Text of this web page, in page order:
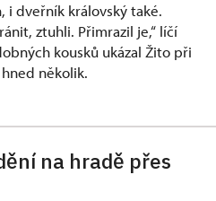
i dveřník královský také.
ztuhli. Přimrazil je,“ líčí
kousků ukázal Žito při
několik.
na hradě přes